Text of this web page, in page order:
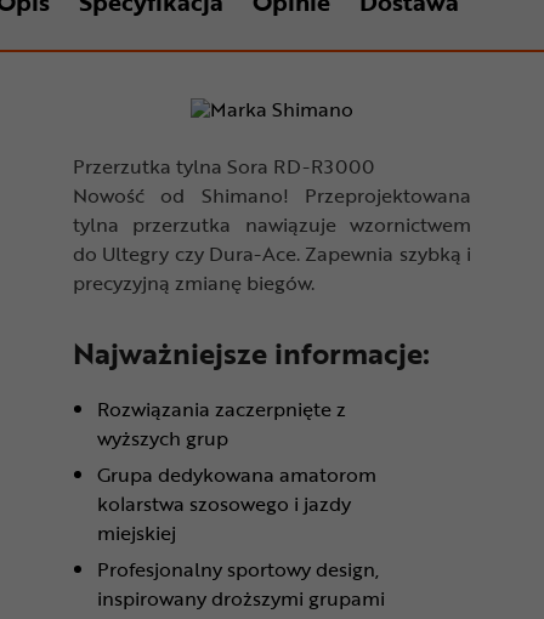
Przerzutka tylna Sora RD-R3000
Nowość od Shimano! Przeprojektowana
tylna przerzutka nawiązuje wzornictwem
do Ultegry czy Dura-Ace. Zapewnia szybką i
precyzyjną zmianę biegów.
Najważniejsze informacje:
Rozwiązania zaczerpnięte z
wyższych grup
Grupa dedykowana amatorom
kolarstwa szosowego i jazdy
miejskiej
Profesjonalny sportowy design,
inspirowany droższymi grupami